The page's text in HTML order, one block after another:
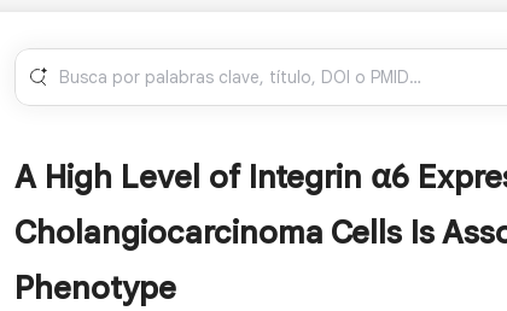
A High Level of Integrin α6
Cholangiocarcinoma Cells Is
Phenotype